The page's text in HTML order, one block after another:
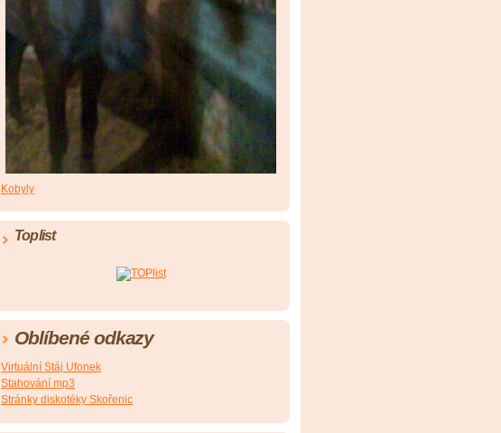
Kobyly
Toplist
Oblíbené odkazy
Virtuální Stáj Ufonek
Stahování mp3
Stránky diskotéky Skořenic